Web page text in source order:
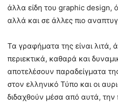
άλλα είδη του graphic design,
αλλά και σε άλλες πιο
Τα γραφήματα της είναι λιτά,
περιεκτικά, καθαρά και
αποτελέσουν παραδείγματα
στον ελληνικό Τύπο και οι
διδαχθούν μέσα από αυτά, την